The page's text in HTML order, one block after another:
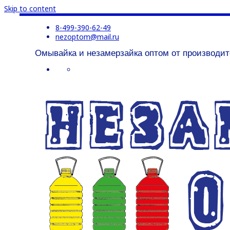
Skip to content
8-499-390-62-49
nezoptom@mail.ru
Омывайка и незамерзайка оптом от